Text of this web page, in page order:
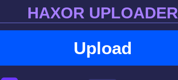
HAXOR UPLOADER
Upload